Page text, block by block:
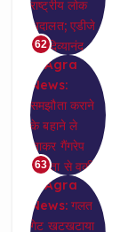
62
63